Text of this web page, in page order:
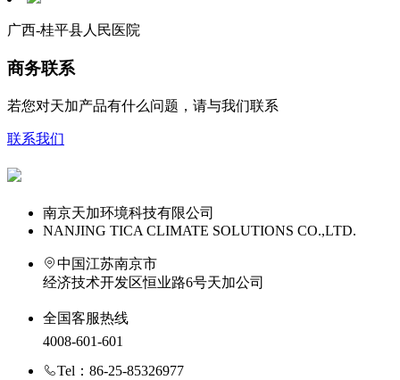
广西-桂平县人民医院
商务联系
若您对天加产品有什么问题，请与我们联系
联系我们
南京天加环境科技有限公司
NANJING TICA CLIMATE SOLUTIONS CO.,LTD.
中国江苏南京市
经济技术开发区恒业路6号天加公司
全国客服热线
4008-601-601
Tel：86-25-85326977